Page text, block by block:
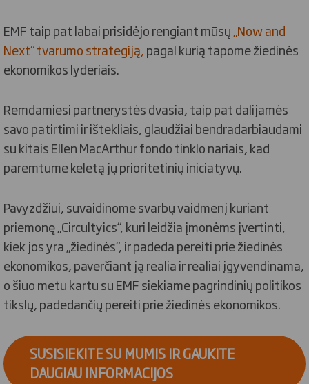
EMF taip pat labai prisidėjo rengiant mūsų„Now and
Next“ tvarumo strategiją,pagal kurią tapome žiedinės
ekonomikos lyderiais.
Remdamiesi partnerystės dvasia, taip pat dalijamės
savo patirtimi ir ištekliais, glaudžiai bendradarbiaudami
su kitais Ellen MacArthur fondo tinklo nariais, kad
paremtume keletą jų prioritetinių iniciatyvų.
Pavyzdžiui, suvaidinome svarbų vaidmenį kuriant
priemonę „Circultyics“, kuri leidžia įmonėms įvertinti,
kiek jos yra „žiedinės“, ir padeda pereiti prie žiedinės
ekonomikos, paverčiant ją realia ir realiai įgyvendinama,
o šiuo metu kartu su EMF siekiame pagrindinių politikos
tikslų, padedančių pereiti prie žiedinės ekonomikos.
SUSISIEKITE SU MUMIS IR GAUKITE
DAUGIAU INFORMACIJOS